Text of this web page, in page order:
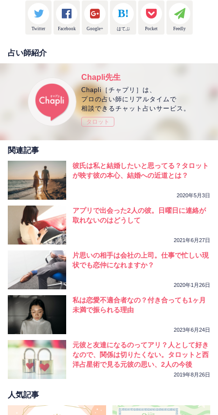
Twitter Facebook Google+ はてぶ Pocket Feedly
占い師紹介
Chapli先生
Chapli［チャプリ］は、
プロの占い師にリアルタイムで
相談できるチャット占いサービス。
タロット
関連記事
彼氏は私と結婚したいと思ってる？タロット
が映す彼の本心、結婚への近道とは？
2020年5月3日
アプリで出会った2人の彼。日曜日に連絡が
取れないのはどうして
2021年6月27日
片思いの相手は会社の上司。仕事で忙しい現
状でも恋仲になれますか？
2020年1月26日
私は恋愛不適合者なの？付き合っても1ヶ月
未満で振られる理由
2023年6月24日
元彼と友達になるのってアリ？人として好き
なので、関係は切りたくない。タロットと西
洋占星術で見る元彼の思い、2人の今後
2019年8月26日
人気記事